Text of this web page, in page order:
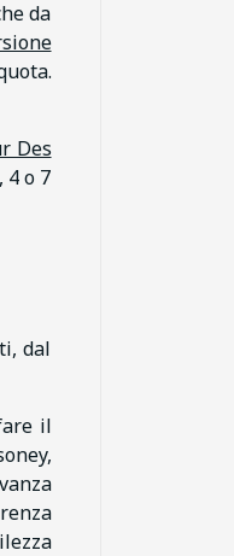
da
Des
o 7
dal
il